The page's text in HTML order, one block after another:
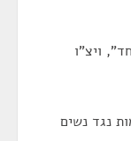
ויצ"ו
נגד נשים